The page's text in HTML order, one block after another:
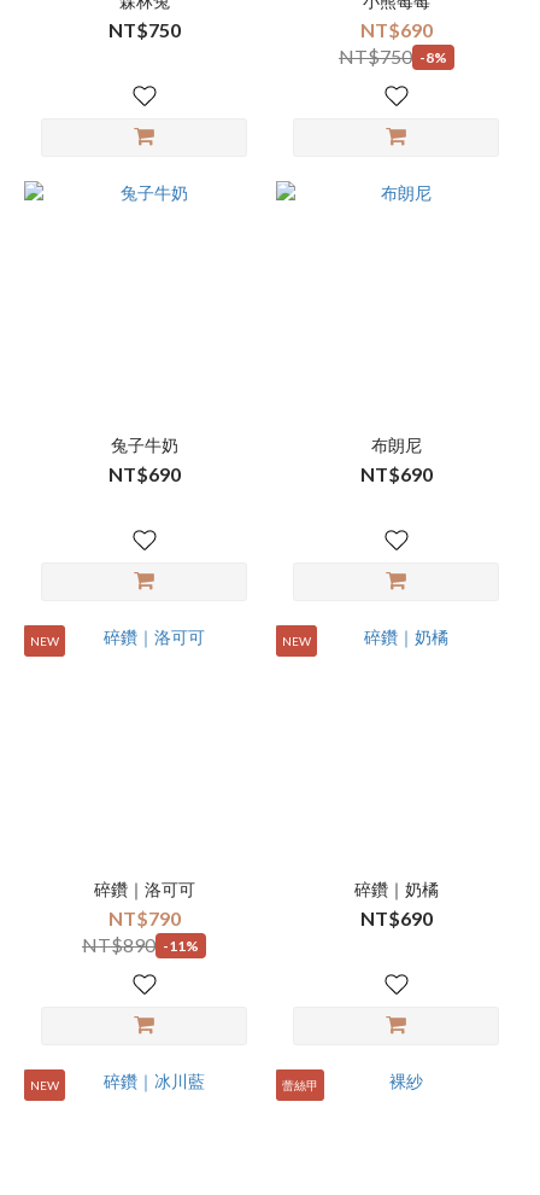
NT$750
NT$690
NT$750 -8%
兔子牛奶
NT$690
布朗尼
NT$690
NEW
碎鑽｜洛可可
NT$790
NT$890 -11%
NEW
碎鑽｜奶橘
NT$690
NEW 蕾絲甲